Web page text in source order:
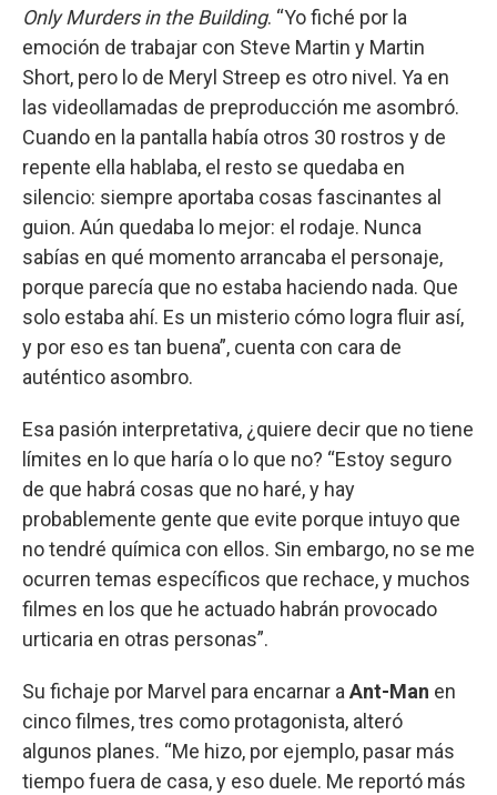
Only Murders in the Building. “Yo fiché por la
emoción de trabajar con Steve Martin y Martin
Short, pero lo de Meryl Streep es otro nivel. Ya en
las videollamadas de preproducción me asombró.
Cuando en la pantalla había otros 30 rostros y de
repente ella hablaba, el resto se quedaba en
silencio: siempre aportaba cosas fascinantes al
guion. Aún quedaba lo mejor: el rodaje. Nunca
sabías en qué momento arrancaba el personaje,
porque parecía que no estaba haciendo nada. Que
solo estaba ahí. Es un misterio cómo logra fluir así,
y por eso es tan buena”, cuenta con cara de
auténtico asombro.
Esa pasión interpretativa, ¿quiere decir que no tiene
límites en lo que haría o lo que no? “Estoy seguro
de que habrá cosas que no haré, y hay
probablemente gente que evite porque intuyo que
no tendré química con ellos. Sin embargo, no se me
ocurren temas específicos que rechace, y muchos
filmes en los que he actuado habrán provocado
urticaria en otras personas”.
Su fichaje por Marvel para encarnar a Ant-Man en
cinco filmes, tres como protagonista, alteró
algunos planes. “Me hizo, por ejemplo, pasar más
tiempo fuera de casa, y eso duele. Me reportó más